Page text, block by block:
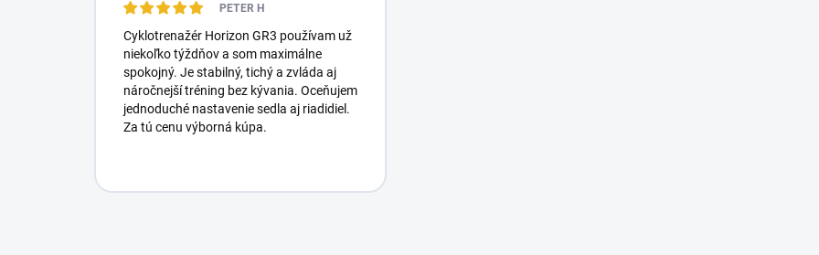
PETER H
Cyklotrenažér Horizon GR3 používam už
niekoľko týždňov a som maximálne
spokojný. Je stabilný, tichý a zvláda aj
náročnejší tréning bez kývania. Oceňujem
jednoduché nastavenie sedla aj riadidiel.
Za tú cenu výborná kúpa.